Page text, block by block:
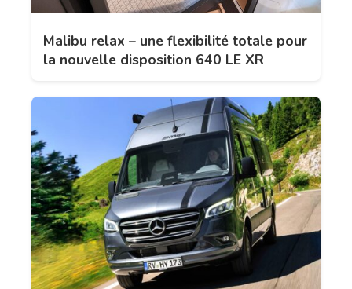
Malibu relax – une flexibilité totale pour
la nouvelle disposition 640 LE XR